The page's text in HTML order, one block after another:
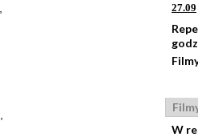
27.09
W